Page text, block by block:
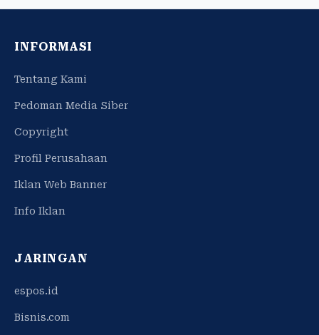
INFORMASI
Tentang Kami
Pedoman Media Siber
Copyright
Profil Perusahaan
Iklan Web Banner
Info Iklan
JARINGAN
espos.id
Bisnis.com